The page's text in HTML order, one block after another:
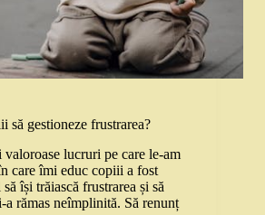
să gestioneze frustrarea?
lucruri pe care le-am
care îmi educ copiii a fost
își trăiască frustrarea și să
a rămas neîmplinită. Să renunț